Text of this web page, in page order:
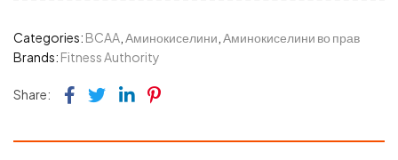
Categories: BCAA Аминокиселини Аминокиселини во прав
Brands: Fitness Authority
Share: Facebook
TwitterLinkedin
Pinterest